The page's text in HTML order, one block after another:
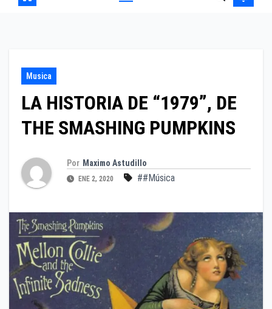
Musica
LA HISTORIA DE “1979”, DE
THE SMASHING PUMPKINS
Por Maximo Astudillo
ENE 2, 2020 ##Música